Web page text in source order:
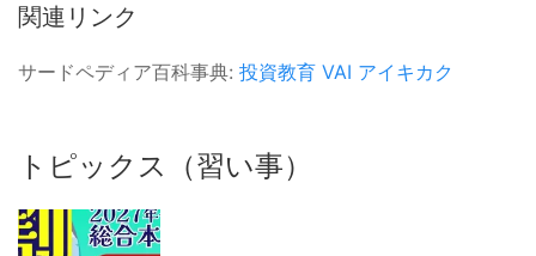
関連リンク
サードペディア百科事典: 投資教育 VAI アイキカク
トピックス（習い事）